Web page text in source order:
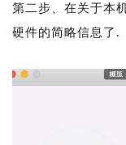
第二步、在关于本
硬件的简略信息了.